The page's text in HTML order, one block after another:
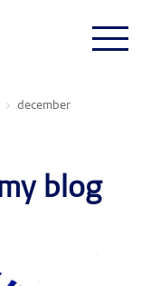
december
blog